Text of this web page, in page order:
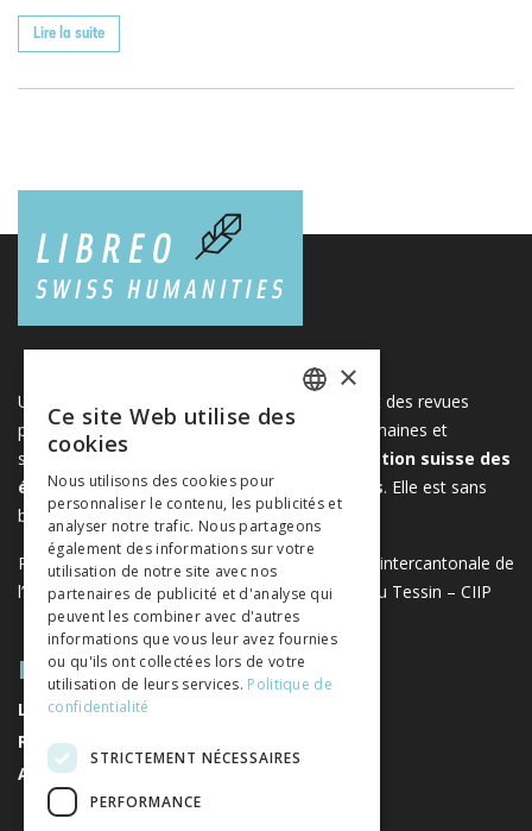
Lire la suite
Une plateforme unique regroupant des livres et des revues
publiés par les éditeurs suisses de sciences humaines et
sociales. Libreo.ch est la propriété de l'
Association suisse des
éditeurs de sciences sociales et humaines. Elle est sans
but lucratif.www.editeurssuisses.ch
Projet réalisé avec le soutien de la Conférence intercantonale de
l’instruction publique de la Suisse romande et du Tessin – CIIP
PLAN DU SITE
LIVRES
REVUES
AUTEURS
ITALIAN
×
Ce site Web utilise des
cookies
Nous utilisons des cookies pour
personnaliser le contenu, les publicités et
analyser notre trafic. Nous partageons
également des informations sur votre
utilisation de notre site avec nos
partenaires de publicité et d'analyse qui
peuvent les combiner avec d'autres
informations que vous leur avez fournies
ou qu'ils ont collectées lors de votre
utilisation de leurs services. Politique de
confidentialité
STRICTEMENT NÉCESSAIRES
PERFORMANCE